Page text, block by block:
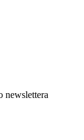
newslettera